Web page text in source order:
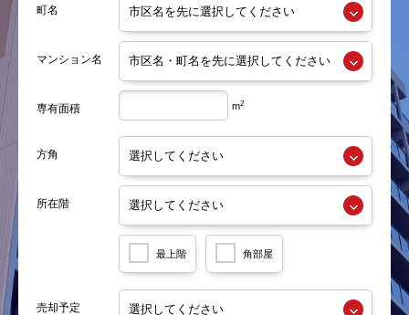
町名
マンション名
専有面積 m2
方角
所在階
最上階 角部屋
売却予定